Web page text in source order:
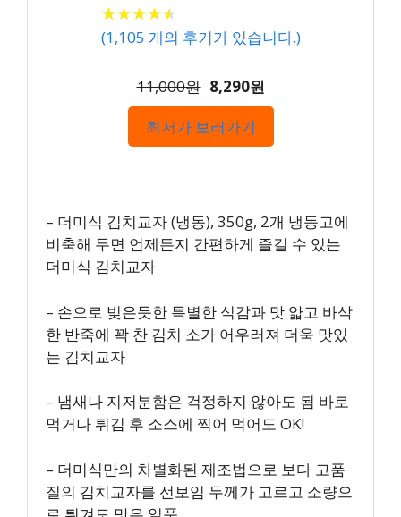
★★★★★
★★★★★
(1,105 개의 후기가 있습니다.)
11,000원 8,290원
최저가 보러가기
– 더미식 김치교자 (냉동), 350g, 2개 냉동고에
비축해 두면 언제든지 간편하게 즐길 수 있는
더미식 김치교자
– 손으로 빚은듯한 특별한 식감과 맛 얇고 바삭
한 반죽에 꽉 찬 김치 소가 어우러져 더욱 맛있
는 김치교자
– 냄새나 지저분함은 걱정하지 않아도 됨 바로
먹거나 튀김 후 소스에 찍어 먹어도 OK!
– 더미식만의 차별화된 제조법으로 보다 고품
질의 김치교자를 선보임 두께가 고르고 소량으